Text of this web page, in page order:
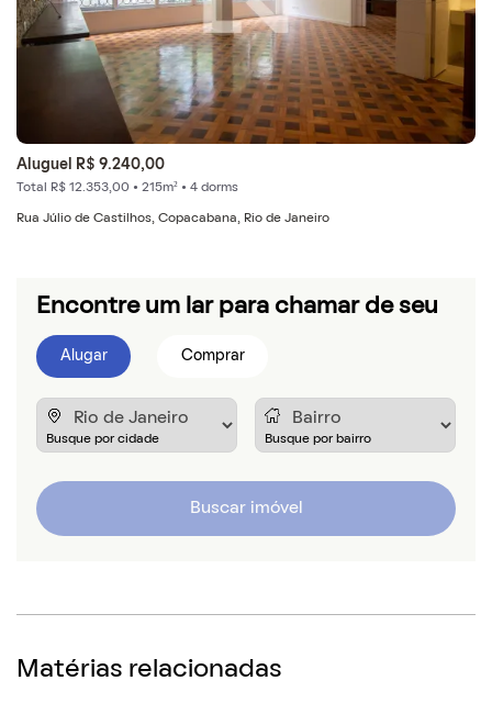
Encontre um lar para chamar de seu
Alugar Comprar
Buscar imóvel
Matérias relacionadas
Aluguel R$ 9.240,00
Total R$ 12.353,00 • 215m² • 4 dorms
Rua Júlio de Castilhos, Copacabana, Rio de Janeiro